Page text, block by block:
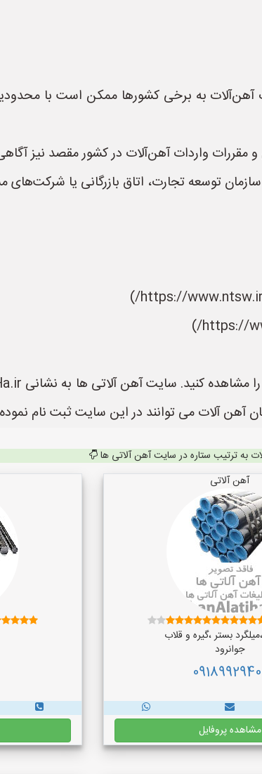
آهن‌آلات به برخی کشورها ممکن است با
مقررات واردات آهن‌آلات در کشور مقصد نیز
توسعه تجارت، اتاق بازرگانی یا شرکت‌های
آلات می توانند در این سایت ثبت نام
به ترتیب ستاره در سایت آهن آلاتی ها
آهن آلاتی
بستر ،گیره و قلاب
جوانرود
مشاهده پروفایل